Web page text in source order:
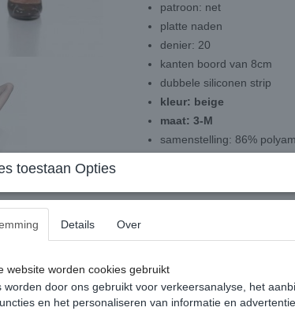
patroon: net
platte naden
denier: 20
kanten boord van 8cm
dubbele siliconen strip
kleur: beige
maat: 3-M
samenstelling: 86%
Actie: Bij afnamen van
panty’s, pantysokken en
toestaan Opties
Details Over
website worden cookies gebruikt
worden door ons gebruikt voor verkeersanalyse, het
en het personaliseren van informatie en